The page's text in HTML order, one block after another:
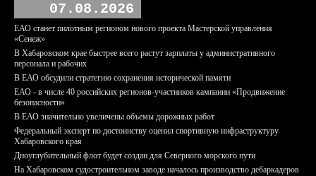
07.08.2026
ЕАО станет пилотным регионом нового проекта Мастерской управления
«Сенеж»
В Хабаровском крае быстрее всего растут зарплаты у административного
персонала и рабочих
В ЕАО обсудили стратегию сохранения исторической памяти
ЕАО - в числе 40 российских регионов-участников кампании «Продвижение
безопасности»
В ЕАО значительно увеличены объемы дорожных работ
Федеральный эксперт по достоинству оценил спортивную инфраструктуру
Хабаровского края
Дноуглубительный флот будет создан для Северного морского пути
На Хабаровском судостроительном заводе началось производство дебаркадеров